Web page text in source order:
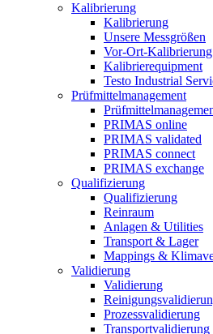
Kalibrierung
Kalibrierung
Unsere Messgrößen
Vor-Ort-Kalibrierung
Kalibrierequipment
Testo Industrial
Prüfmittelmanagement
PRIMAS online
PRIMAS validated
PRIMAS connect
PRIMAS exchange
Qualifizierung
Qualifizierung
Reinraum
Anlagen & Utilities
Transport & Lager
Mappings &
Validierung
Validierung
Prozessvalidierung
Transportvalidierung